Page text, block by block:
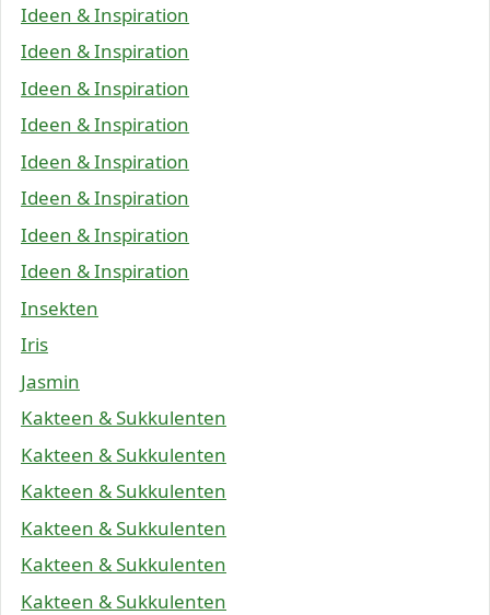
Ideen & Inspiration
Ideen & Inspiration
Ideen & Inspiration
Ideen & Inspiration
Ideen & Inspiration
Ideen & Inspiration
Ideen & Inspiration
Ideen & Inspiration
Insekten
Iris
Jasmin
Kakteen & Sukkulenten
Kakteen & Sukkulenten
Kakteen & Sukkulenten
Kakteen & Sukkulenten
Kakteen & Sukkulenten
Kakteen & Sukkulenten